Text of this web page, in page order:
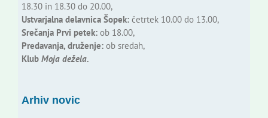
18.30 in 18.30 do 20.00,
Ustvarjalna delavnica Šopek:četrtek 10.00 do 13.00,
Srečanja Prvi petek:ob 18.00,
Predavanja, druženje:ob sredah,
Klub Moja dežela.
Arhiv novic